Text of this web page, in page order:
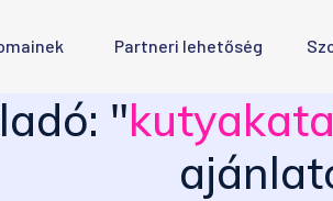
Partneri lehetőség
"